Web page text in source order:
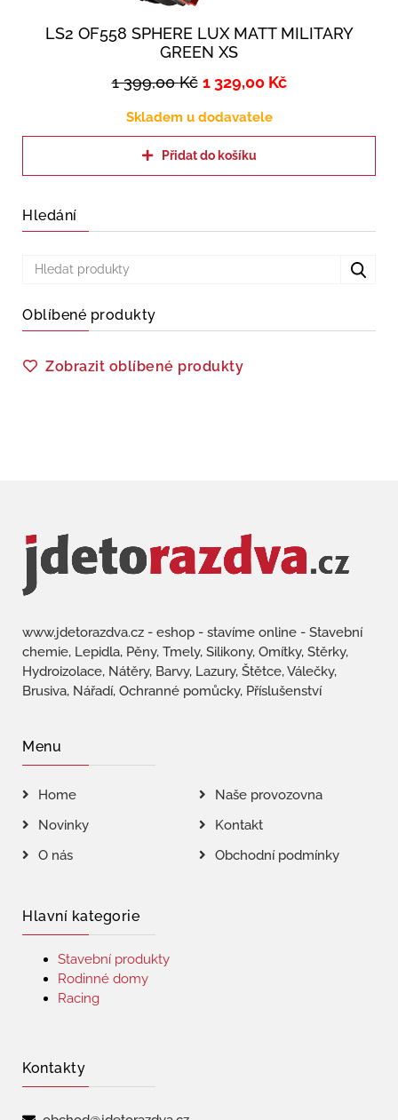
LS2 OF558 SPHERE LUX MATT MILITARY
GREEN XS
1 399,00Kč 1 329,00 Kč
Skladem u dodavatele
Přidat do košíku
Hledání
Oblíbené produkty
Zobrazit oblíbené produkty
www.jdetorazdva.cz - eshop - stavíme online - Stavební
chemie, Lepidla, Pěny, Tmely, Silikony, Omítky, Stěrky,
Hydroizolace, Nátěry, Barvy, Lazury, Štětce, Válečky,
Brusiva, Nářadí, Ochranné pomůcky, Příslušenství
Menu
Home
Naše provozovna
Novinky
Kontakt
O nás
Obchodní podmínky
Hlavní kategorie
Stavební produkty
Rodinné domy
Racing
Kontakty